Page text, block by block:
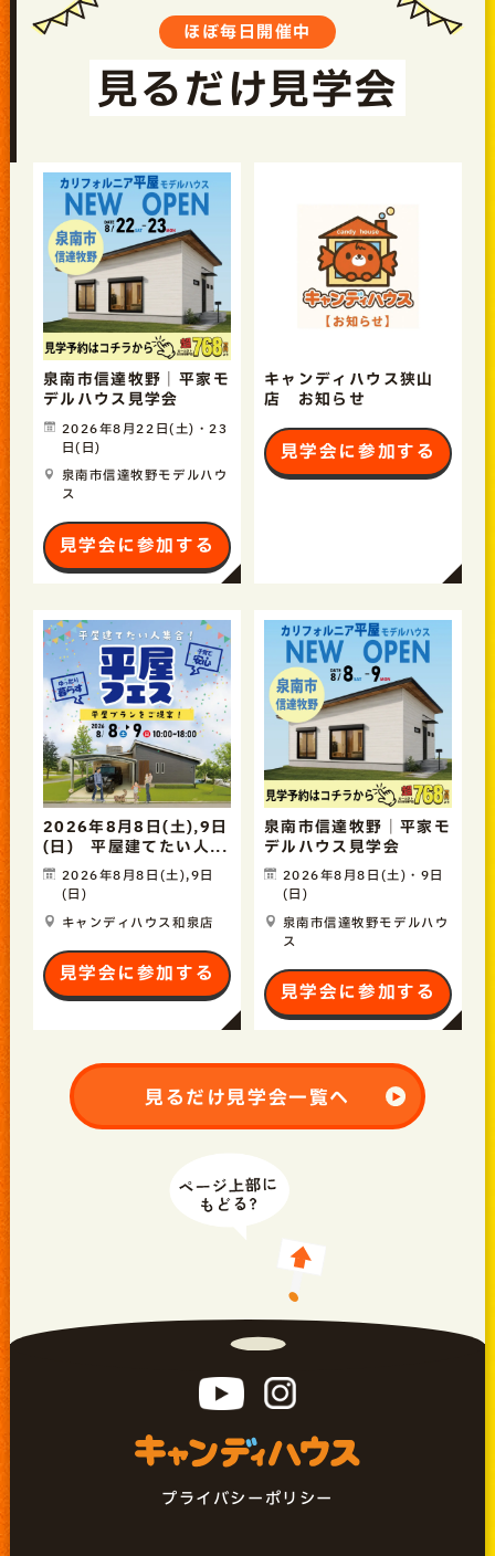
ほぼ毎日開催中
見るだけ見学会
泉南市信達牧野｜平家モ
デルハウス見学会
2026年8月22日(土)・23
日(日)
泉南市信達牧野モデルハウ
ス
見学会に参加する
キャンディハウス狭山
店 お知らせ
見学会に参加する
2026年8月8日(土),9日
(日) 平屋建てたい人...
2026年8月8日(土),9日
(日)
キャンディハウス和泉店
見学会に参加する
泉南市信達牧野｜平家モ
デルハウス見学会
2026年8月8日(土)・9日
(日)
泉南市信達牧野モデルハウ
ス
見学会に参加する
見るだけ見学会一覧へ
プライバシーポリシー